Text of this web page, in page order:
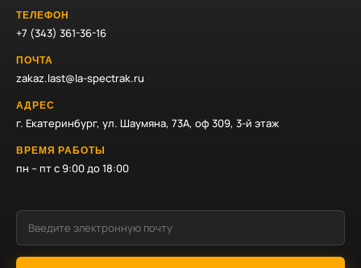
ТЕЛЕФОН
+7 (343) 361-36-16
ПОЧТА
zakaz.last@la-spectrak.ru
АДРЕС
г. Екатеринбург, ул. Шаумяна, 73А, оф 309, 3-й этаж
ВРЕМЯ РАБОТЫ
пн – пт с 9:00 до 18:00